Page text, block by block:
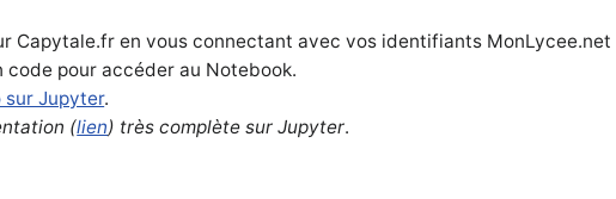
Capytale.fr en vous connectant avec vos identifiants MonLycee.net
pour accéder au Notebook.
sur Jupyter.
(lien) très complète sur Jupyter.